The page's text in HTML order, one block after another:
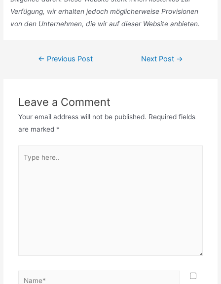
Verfügung, wir erhalten jedoch möglicherweise Provisionen
von den Unternehmen, die wir auf dieser Website anbieten.
Post← Previous Post Next Post →
Leave a Comment
Your email address will not be published. Required fields
are marked *
here..
Name*